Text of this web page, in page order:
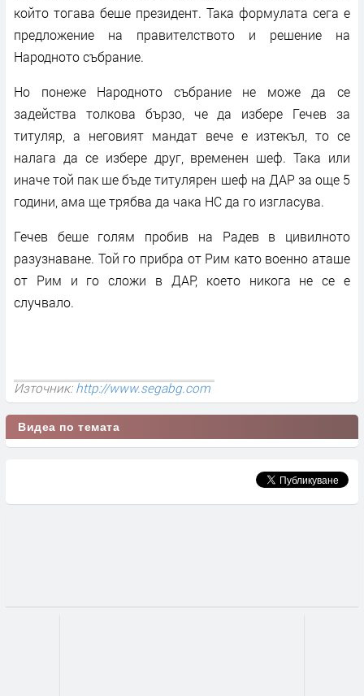
който тогава беше президент. Така формулата сега е
предложение на правителството и решение на
Народното събрание.
Но понеже Народното събрание не може да се
задейства толкова бързо, че да избере Гечев за
титуляр, а неговият мандат вече е изтекъл, то се
налага да се избере друг, временен шеф. Така или
иначе той пак ше бъде титулярен шеф на ДАР за още 5
години, ама ще трябва да чака НС да го изгласува.
Гечев беше голям пробив на Радев в цивилното
разузнаване. Той го прибра от Рим като военно аташе
от Рим и го сложи в ДАР, което никога не се е
случвало.
Източник:http://www.segabg.com
Видеа по темата